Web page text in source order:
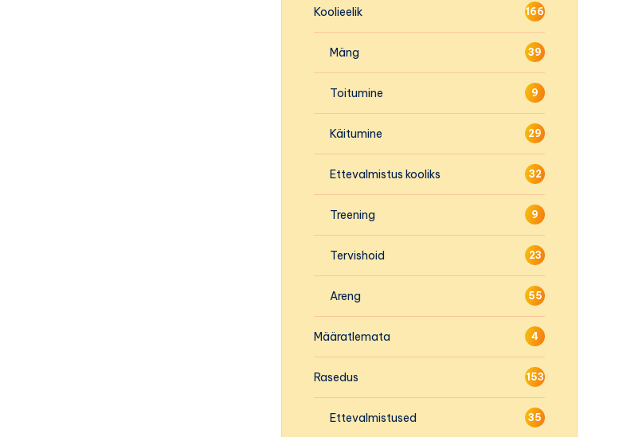
Koolieelik 166
Mäng 39
Toitumine 9
Käitumine 29
Ettevalmistus kooliks 32
Treening 9
Tervishoid 23
Areng 55
Määratlemata 4
Rasedus 153
Ettevalmistused 35